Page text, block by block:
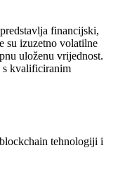
financijski,
su izuzetno volatilne
uloženu vrijednost.
s kvalificiranim
tehnologiji i